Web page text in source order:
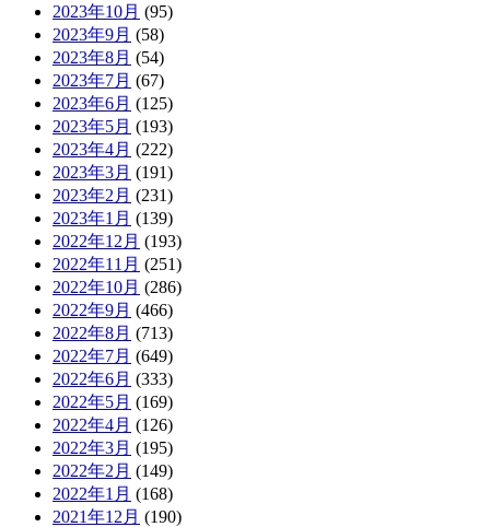
2023年10月 (95)
2023年9月 (58)
2023年8月 (54)
2023年7月 (67)
2023年6月 (125)
2023年5月 (193)
2023年4月 (222)
2023年3月 (191)
2023年2月 (231)
2023年1月 (139)
2022年12月 (193)
2022年11月 (251)
2022年10月 (286)
2022年9月 (466)
2022年8月 (713)
2022年7月 (649)
2022年6月 (333)
2022年5月 (169)
2022年4月 (126)
2022年3月 (195)
2022年2月 (149)
2022年1月 (168)
2021年12月 (190)